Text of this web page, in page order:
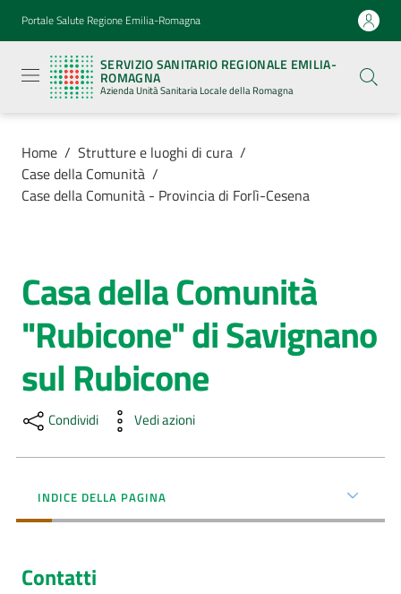
Vai al contenuto
Vai alla navigazione
Vai al footer
Portale Salute Regione Emilia-Romagna
SERVIZIO SANITARIO REGIONALE EMILIA-
ROMAGNA
Azienda Unità Sanitaria Locale della Romagna
Sanitario
Regionale
Emilia-
Romagna
Azienda
Sanitaria
Locale della
Romagna
Servizi
Luoghi
di
cura
Menu selezionato
AUSL
Comunica
Home / Strutture e luoghi di cura /
Case della Comunità /
Case della Comunità - Provincia di Forlì-Cesena
Salta al contenuto
Casa della Comunità
"Rubicone" di Savignano
sul Rubicone
Condividi Vedi azioni
INDICE DELLA PAGINA
Contatti